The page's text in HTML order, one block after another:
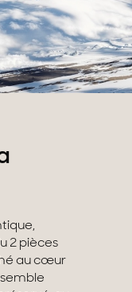
2 pièces
au cœur